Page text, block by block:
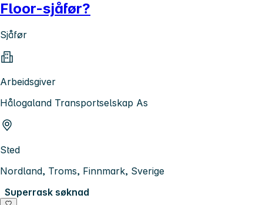
Floor-sjåfør?
Sjåfør
Arbeidsgiver
Hålogaland Transportselskap As
Sted
Nordland, Troms, Finnmark, Sverige
Superrask søknad